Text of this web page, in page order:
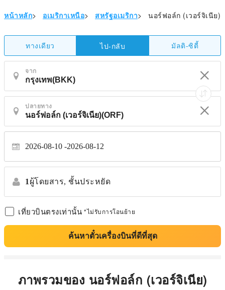
หน้าหลัก> อเมริกาเหนือ> สหรัฐอเมริกา> นอร์ฟอล์ก (เวอร์จิเนีย)
ทางเดียว ไป-กลับ มัลติ-ซิตี้
จาก
ปลายทาง
2026-08-10 2026-08-12
1 ผู้โดยสาร, ชั้นประหยัด
เที่ยวบินตรงเท่านั้น *ไม่รับการโอนย้าย
ค้นหาตั๋วเครื่องบินที่ดีที่สุด
ภาพรวมของ นอร์ฟอล์ก (เวอร์จิเนีย)